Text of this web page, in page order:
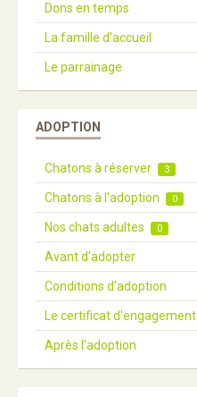
Dons en temps
La famille d'accueil
Le parrainage
ADOPTION
Chatons à réserver 3
Chatons à l'adoption 0
Nos chats adultes 0
Avant d'adopter
Conditions d'adoption
Le certificat d'engagement
Après l'adoption